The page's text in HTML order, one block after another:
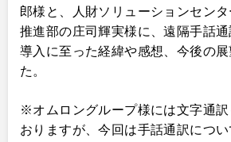
郎様と、人財ソリューションセン
推進部の庄司輝実様に、遠隔手話
導入に至った経緯や感想、今後の
た。
※オムロングループ様には文字通
おりますが、今回は手話通訳につ